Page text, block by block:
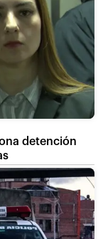
detención